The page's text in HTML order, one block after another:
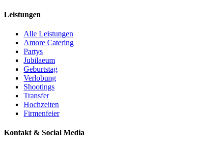
Leistungen
Alle Leistungen
Amore Catering
Partys
Jubilaeum
Geburtstag
Verlobung
Shootings
Transfer
Hochzeiten
Firmenfeier
Kontakt & Social Media